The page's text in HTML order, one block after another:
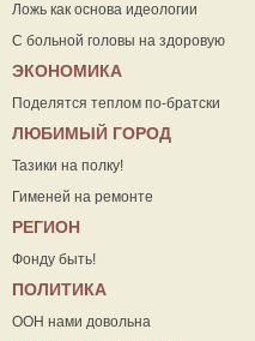
Ложь как основа идеологии
С больной головы на здоровую
ЭКОНОМИКА
Поделятся теплом по-братски
ЛЮБИМЫЙ ГОРОД
Тазики на полку!
Гименей на ремонте
РЕГИОН
Фонду быть!
ПОЛИТИКА
ООН нами довольна